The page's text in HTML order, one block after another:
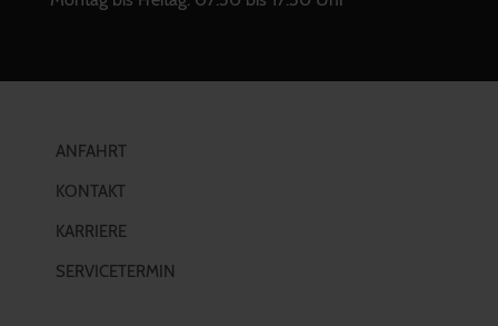
ANFAHRT
KONTAKT
KARRIERE
SERVICETERMIN